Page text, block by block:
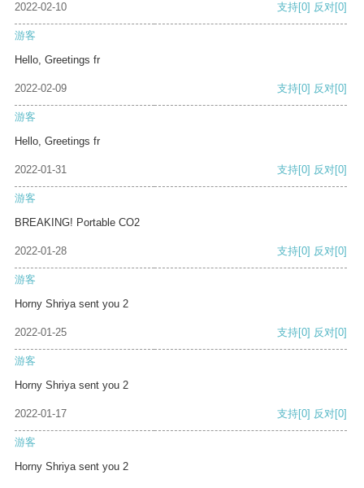
2022-02-10 支持[0] 反对[0]
游客
Hello, Greetings fr
2022-02-09 支持[0] 反对[0]
游客
Hello, Greetings fr
2022-01-31 支持[0] 反对[0]
游客
BREAKING! Portable CO2
2022-01-28 支持[0] 反对[0]
游客
Horny Shriya sent you 2
2022-01-25 支持[0] 反对[0]
游客
Horny Shriya sent you 2
2022-01-17 支持[0] 反对[0]
游客
Horny Shriya sent you 2